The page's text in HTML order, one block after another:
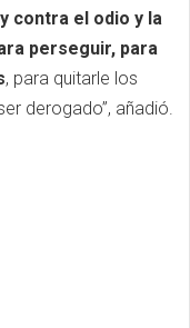
contra el odio y la
perseguir, para
, para quitarle los
derogado”, añadió.